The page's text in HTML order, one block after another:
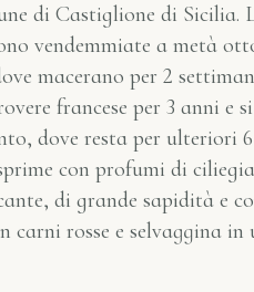
di Castiglione di Sicilia.
vendemmiate a metà
macerano per 2
francese per 3 anni e
dove resta per ulteriori
con profumi di
di grande sapidità e
carni rosse e selvaggina